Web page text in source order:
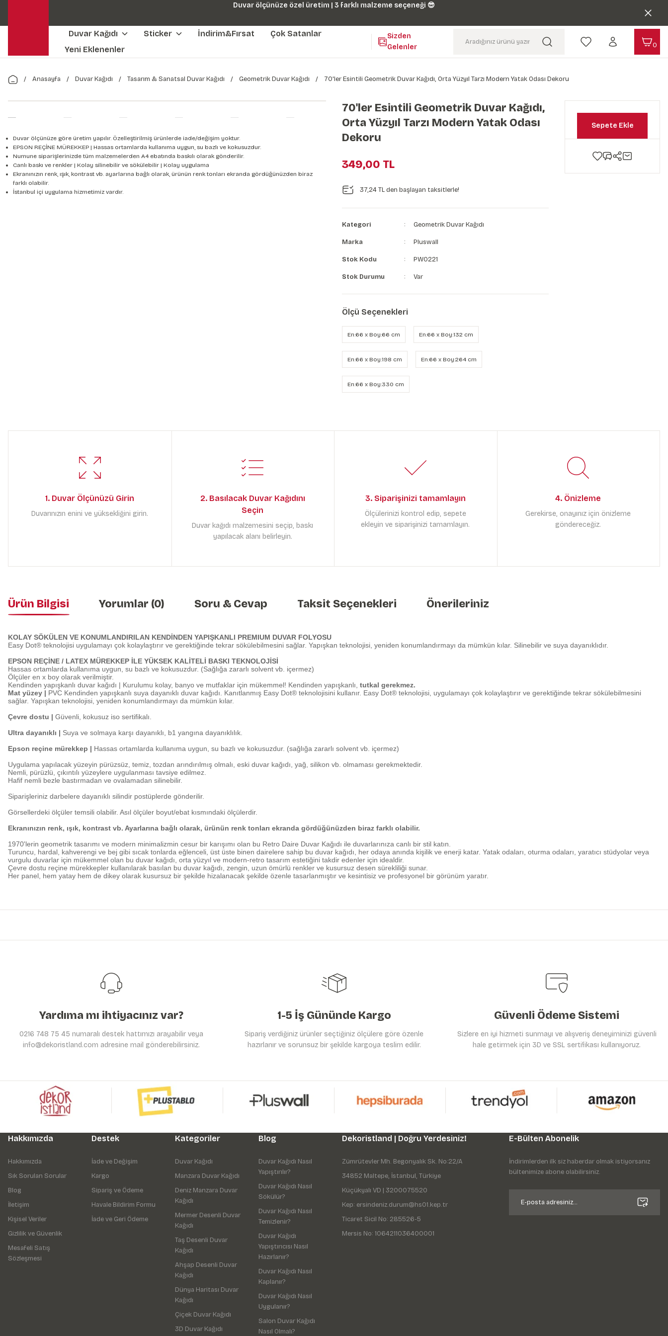
Duvar ölçünüze özel üretim | 3 farklı malzeme seçeneği 😎
Duvar Kağıdı Sticker İndirim&Fırsat
Çok Satanlar
Yeni Eklenenler
Sizden
Gelenler
0
Anasayfa Duvar Kağıdı Tasarım & Sanatsal Duvar Kağıdı Geometrik Duvar Kağıdı 70'ler Esintili Geometrik Duvar Kağıdı, Orta Yüzyıl Tarzı Modern Yatak Odası Dekoru
Duvar ölçünüze göre üretim yapılır. Özelleştirilmiş ürünlerde iade/değişim yoktur.
EPSON REÇİNE MÜREKKEP | Hassas ortamlarda kullanıma uygun, su bazlı ve kokusuzdur.
Numune siparişlerinizde tüm malzemelerden A4 ebatında baskılı olarak gönderilir.
Canlı baskı ve renkler | Kolay silinebilir ve sökülebilir | Kolay uygulama
Ekranınızın renk, ışık, kontrast vb. ayarlarına bağlı olarak, ürünün renk tonları ekranda gördüğünüzden biraz
farklı olabilir.
İstanbul içi uygulama hizmetimiz vardır.
70'ler Esintili Geometrik Duvar Kağıdı,
Orta Yüzyıl Tarzı Modern Yatak Odası
Dekoru
349,00 TL
37,24 TL den başlayan taksitlerle!
Kategori Geometrik Duvar Kağıdı
Marka Pluswall
Stok Kodu PW0221
Stok Durumu Var
Ölçü Seçenekleri
En:66 x Boy:66 cm En:66 x Boy:132 cm
En:66 x Boy:198 cm En:66 x Boy:264 cm
En:66 x Boy:330 cm
Sepete Ekle
1. Duvar Ölçünüzü Girin
Duvarınızın enini ve yüksekliğini girin.
2. Basılacak Duvar Kağıdını
Seçin
Duvar kağıdı malzemesini seçip, baskı
yapılacak alanı belirleyin.
3. Siparişinizi tamamlayın
Ölçülerinizi kontrol edip, sepete
ekleyin ve siparişinizi tamamlayın.
4. Önizleme
Gerekirse, onayınız için önizleme
göndereceğiz.
Ürün Bilgisi Yorumlar (0) Soru & Cevap Taksit Seçenekleri Önerileriniz
KOLAY SÖKÜLEN VE KONUMLANDIRILAN KENDİNDEN YAPIŞKANLI PREMIUM DUVAR FOLYOSU
Easy Dot® teknolojisi uygulamayı çok kolaylaştırır ve gerektiğinde tekrar sökülebilmesini sağlar. Yapışkan teknolojisi, yeniden konumlandırmayı da mümkün kılar. Silinebilir ve suya dayanıklıdır.
EPSON REÇİNE / LATEX MÜREKKEP İLE YÜKSEK KALİTELİ BASKI TEKNOLOJİSİ
Hassas ortamlarda kullanıma uygun, su bazlı ve kokusuzdur. (Sağlığa zararlı solvent vb. içermez)
Ölçüler en x boy olarak verilmiştir.
Kendinden yapışkanlı duvar kağıdı | Kurulumu kolay, banyo ve mutfaklar için mükemmel! Kendinden yapışkanlı, tutkal gerekmez.
Mat yüzey | PVC Kendinden yapışkanlı suya dayanıklı duvar kağıdı. Kanıtlanmış Easy Dot® teknolojisini kullanır. Easy Dot® teknolojisi, uygulamayı çok kolaylaştırır ve gerektiğinde tekrar sökülebilmesini
sağlar. Yapışkan teknolojisi, yeniden konumlandırmayı da mümkün kılar.
Çevre dostu | Güvenli, kokusuz iso sertifikalı.
Ultra dayanıklı | Suya ve solmaya karşı dayanıklı, b1 yangına dayanıklılık.
Epson reçine mürekkep | Hassas ortamlarda kullanıma uygun, su bazlı ve kokusuzdur. (sağlığa zararlı solvent vb. içermez)
Uygulama yapılacak yüzeyin pürüzsüz, temiz, tozdan arındırılmış olmalı, eski duvar kağıdı, yağ, silikon vb. olmaması gerekmektedir.
Nemli, pürüzlü, çıkıntılı yüzeylere uygulanması tavsiye edilmez.
Hafif nemli bezle bastırmadan ve ovalamadan silinebilir.
Siparişleriniz darbelere dayanıklı silindir postüplerde gönderilir.
Görsellerdeki ölçüler temsili olabilir. Asıl ölçüler boyut/ebat kısmındaki ölçülerdir.
Ekranınızın renk, ışık, kontrast vb. Ayarlarına bağlı olarak, ürünün renk tonları ekranda gördüğünüzden biraz farklı olabilir.
1970'lerin geometrik tasarımı ve modern minimalizmin cesur bir karışımı olan bu Retro Daire Duvar Kağıdı ile duvarlarınıza canlı bir stil katın.
Turuncu, hardal, kahverengi ve bej gibi sıcak tonlarda eğlenceli, üst üste binen dairelere sahip bu duvar kağıdı, her odaya anında kişilik ve enerji katar. Yatak odaları, oturma odaları, yaratıcı stüdyolar veya
vurgulu duvarlar için mükemmel olan bu duvar kağıdı, orta yüzyıl ve modern-retro tasarım estetiğini takdir edenler için idealdir.
Çevre dostu reçine mürekkepler kullanılarak basılan bu duvar kağıdı, zengin, uzun ömürlü renkler ve kusursuz desen sürekliliği sunar.
Her panel, hem yatay hem de dikey olarak kusursuz bir şekilde hizalanacak şekilde özenle tasarlanmıştır ve kesintisiz ve profesyonel bir görünüm yaratır.
Bu ürüne benzer farklı alternatifler olmalı.
Gönder
Yardıma mı ihtiyacınız var?
0216 748 75 45 numaralı destek hattımızı arayabilir veya
info@dekoristland.com adresine mail gönderebilirsiniz.
1-5 İş Gününde Kargo
Sipariş verdiğiniz ürünler seçtiğiniz ölçülere göre özenle
hazırlanır ve sorunsuz bir şekilde kargoya teslim edilir.
Güvenli Ödeme Sistemi
Sizlere en iyi hizmeti sunmayı ve alışveriş deneyiminizi güvenli
hale getirmek için 3D ve SSL sertifikası kullanıyoruz.
Hakkımızda
Hakkımızda
Sık Sorulan Sorular
Blog
İletişim
Kişisel Veriler
Gizlilik ve Güvenlik
Mesafeli Satış
Sözleşmesi
Destek
İade ve Değişim
Kargo
Sipariş ve Ödeme
Havale Bildirim Formu
İade ve Geri Ödeme
Kategoriler
Duvar Kağıdı
Manzara Duvar Kağıdı
Deniz Manzara Duvar
Kağıdı
Mermer Desenli Duvar
Kağıdı
Taş Desenli Duvar
Kağıdı
Ahşap Desenli Duvar
Kağıdı
Dünya Haritası Duvar
Kağıdı
Çiçek Duvar Kağıdı
3D Duvar Kağıdı
Blog
Duvar Kağıdı Nasıl
Yapıştırılır?
Duvar Kağıdı Nasıl
Sökülür?
Duvar Kağıdı Nasıl
Temizlenir?
Duvar Kağıdı
Yapıştırıcısı Nasıl
Hazırlanır?
Duvar Kağıdı Nasıl
Kaplanır?
Duvar Kağıdı Nasıl
Uygulanır?
Salon Duvar Kağıdı
Nasıl Olmalı?
Dekoristland | Doğru Yerdesiniz!
Zümrütevler Mh. Begonyalık Sk. No:22/A
34852 Maltepe, İstanbul, Türkiye
Küçükyalı VD | 3200075520
Kep: ersindeniz.durum@hs01.kep.tr
Ticaret Sicil No: 285526-5
Mersis No: 1064211036400001
E-Bülten Abonelik
İndirimlerden ilk siz haberdar olmak istiyorsanız
bültenimize abone olabilirsiniz.